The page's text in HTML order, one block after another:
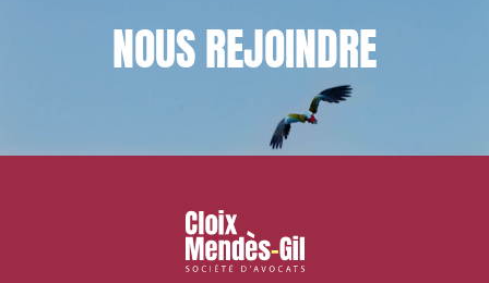
NOUSREJOINDRE